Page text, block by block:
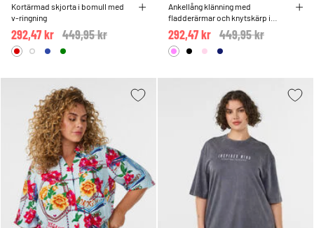
Kortärmad skjorta i bomull med
v-ringning
Price reduced from
449,95 kr
292,47 kr
Ankellång klänning med
fladderärmar och knytskärp i
midjan
Price reduced from
449,95 kr
292,47 kr